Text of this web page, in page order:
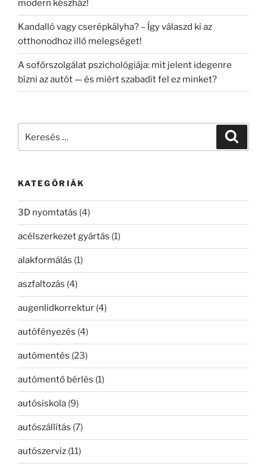
modern készház!
Kandalló vagy cserépkályha? – Így válaszd ki az
otthonodhoz illő melegséget!
A sofőrszolgálat pszichológiája: mit jelent idegenre
bízni az autót — és miért szabadít fel ez minket?
KATEGÓRIÁK
3D nyomtatás (4)
acélszerkezet gyártás (1)
alakformálás (1)
aszfaltozás (4)
augenlidkorrektur (4)
autófényezés (4)
autómentés (23)
autómentő bérlés (1)
autósiskola (9)
autószállítás (7)
autószerviz (11)